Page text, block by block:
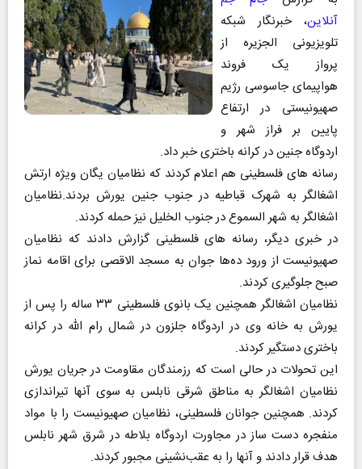
آنلاین، خبرنگار شبکه
تلویزیونی الجزیره از
پرواز یک فروند
هواپیمای جاسوسی رژیم
صهیونیستی در ارتفاع
پایین بر فراز شهر و
اردوگاه جنین در کرانه باختری خبر داد.
رسانه های فلسطینی هم اعلام کردند که نظامیان یگان ویژه ارتش
اشغالگر به شهرک قباطیه در جنوب جنین یورش بردند.نظامیان
اشغالگر به شهر السموع در جنوب الخلیل نیز حمله کردند.
در خبری دیگر، رسانه های فلسطینی گزارش دادند که نظامیان
صهیونیست از ورود ده‌ها جوان به مسجد الاقصی برای اقامه نماز
صبح جلوگیری کردند.
نظامیان اشغالگر همچنین یک بانوی فلسطینی ۳۳ ساله را پس از
یورش به خانه وی در اردوگاه جلزون در شمال رام الله در کرانه
باختری دستگیر کردند.
این تحولات در حالی است که رزمندگان مقاومت در جریان یورش
نظامیان اشغالگر به مناطق شرقی نابلس به سوی آنها تیراندازی
کردند. همچنین جوانان فلسطینی، نظامیان صهیونیست را با مواد
منفجره دست ساز در مجاورت اردوگاه بلاطه در شرق شهر نابلس
هدف قرار دادند و آنها را به عقب‌نشینی مجبور کردند.